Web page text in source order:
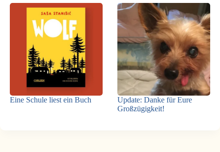
Eine Schule liest ein Buch
Update: Danke für Eure
Großzügigkeit!